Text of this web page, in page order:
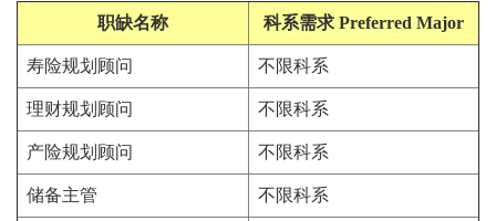
职缺名称
科系需求 Preferred Major
寿险规划顾问 不限科系
理财规划顾问 不限科系
产险规划顾问 不限科系
储备主管 不限科系